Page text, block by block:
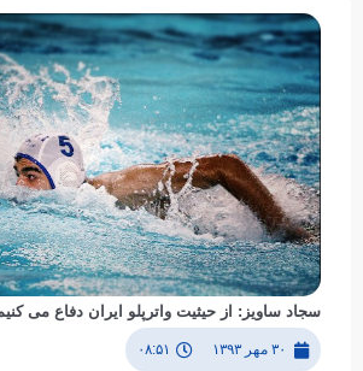
سجاد ساویز: از حیثیت واترپلو ایران دفاع می کنیم
۳۰ مهر ۱۳۹۳ ۰۸:۵۱